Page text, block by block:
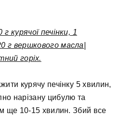
г курячої печінки, 1
г вершкового масла|
горіх.
курячу печінку 5 хвилин,
нарізану цибулю та
ще 10-15 хвилин. Збий все